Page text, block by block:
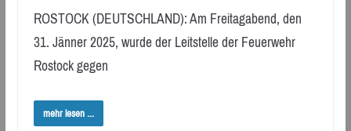
ROSTOCK (DEUTSCHLAND): Am Freitagabend, den
31. Jänner 2025, wurde der Leitstelle der Feuerwehr
Rostock gegen
mehr lesen ...